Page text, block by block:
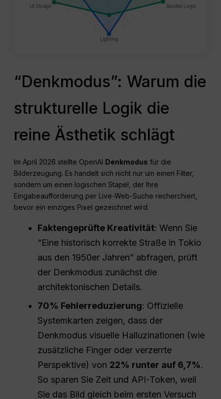
“Denkmodus”: Warum die
strukturelle Logik die
reine Ästhetik schlägt
Im April 2026 stellte OpenAI Denkmodus für die
Bilderzeugung. Es handelt sich nicht nur um einen Filter,
sondern um einen logischen Stapel, der Ihre
Eingabeaufforderung per Live-Web-Suche recherchiert,
bevor ein einziges Pixel gezeichnet wird.
Faktengeprüfte Kreativität: Wenn Sie
“Eine historisch korrekte Straße in Tokio
aus den 1950er Jahren” abfragen, prüft
der Denkmodus zunächst die
architektonischen Details.
70% Fehlerreduzierung: Offizielle
Systemkarten zeigen, dass der
Denkmodus visuelle Halluzinationen (wie
zusätzliche Finger oder verzerrte
Perspektive) von 22% runter auf 6,7%.
So sparen Sie Zeit und API-Token, weil
Sie das Bild gleich beim ersten Versuch